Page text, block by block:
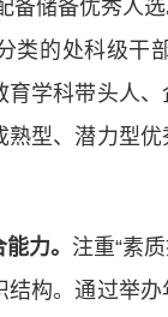
备储备优秀人
类的处科级干
学科带头人
型、潜力型
力。 注重“素
构。通过举